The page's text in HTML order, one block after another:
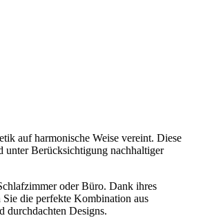
auf harmonische Weise vereint. Diese
unter Berücksichtigung nachhaltiger
oder Büro. Dank ihres
die perfekte Kombination aus
durchdachten Designs.